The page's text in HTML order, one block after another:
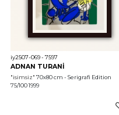
iy2507-069 - 7597
ADNAN TURANİ
"isimsiz" 70x80 cm - Serigrafi Edition
75/100 1999